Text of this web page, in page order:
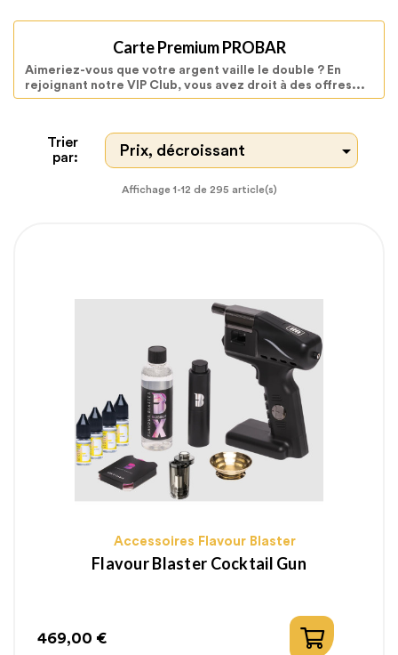
Carte Premium PROBAR
Aimeriez-vous que votre argent vaille le double ? En
rejoignant notre VIP Club, vous avez droit à des offres...
Trier
par:
Prix, décroissant 
Affichage 1-12 de 295 article(s)
Accessoires Flavour Blaster
Flavour Blaster Cocktail Gun
469,00 €